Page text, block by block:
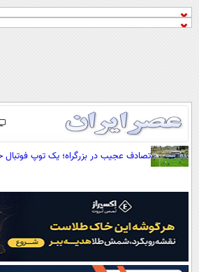
صفحه اول
آرشیو
نظرسنجی
آب و هوا
اوقات شرعی
تصادف عجیب در بزرگراه؛ یک توپ فوتبال